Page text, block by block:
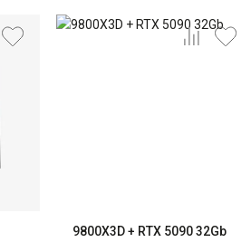
9800X3D + RTX 5090 32Gb